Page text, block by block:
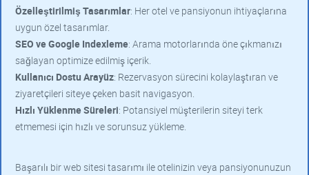
Özelleştirilmiş Tasarımlar: Her otel ve pansiyonun ihtiyaçlarına
uygun özel tasarımlar.
SEO ve Google Indexleme: Arama motorlarında öne çıkmanızı
sağlayan optimize edilmiş içerik.
Kullanıcı Dostu Arayüz: Rezervasyon sürecini kolaylaştıran ve
ziyaretçileri siteye çeken basit navigasyon.
Hızlı Yüklenme Süreleri: Potansiyel müşterilerin siteyi terk
etmemesi için hızlı ve sorunsuz yükleme.
Başarılı bir web sitesi tasarımı ile otelinizin veya pansiyonunuzun